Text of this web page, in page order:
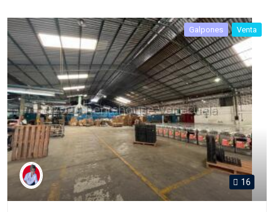
Galpones Venta
16